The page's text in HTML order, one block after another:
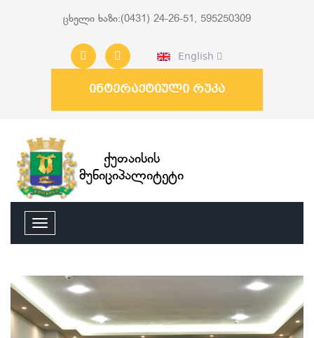
ცხელი ხაზი:(0431) 24-26-51, 595250309
English
ინტერაქტიული რუკა
ქუთაისის
მუნიციპალიტეტი